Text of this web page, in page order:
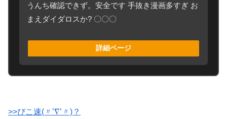
うんち確認できず。安全です 手抜き漫画多すぎ お
まえダイダロスか? 〇〇〇
詳細ページ
>>ぴこ速(〃’∇’〃)？